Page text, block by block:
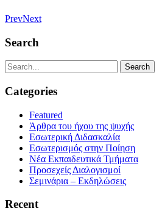
PrevNext
Search
Categories
Featured
Άρθρα του ήχου της ψυχής
Εσωτερική Διδασκαλία
Εσωτερισμός στην Ποίηση
Νέα Εκπαιδευτικά Τμήματα
Προσεχείς Διαλογισμοί
Σεμινάρια – Εκδηλώσεις
Recent